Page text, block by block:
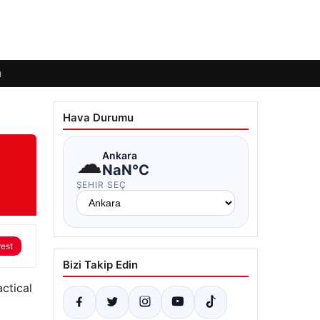
Hava Durumu
☁Ankara
NaN°C
ŞEHIR SEÇ
Bizi Takip Edin